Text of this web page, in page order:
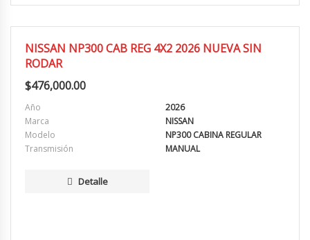
EXCELENTE
NISSAN NP300 CAB REG 4X2 2026 NUEVA SIN
RODAR
$476,000.00
Año
2026
Marca
NISSAN
Modelo
NP300 CABINA REGULAR
Transmisión
MANUAL
Detalle